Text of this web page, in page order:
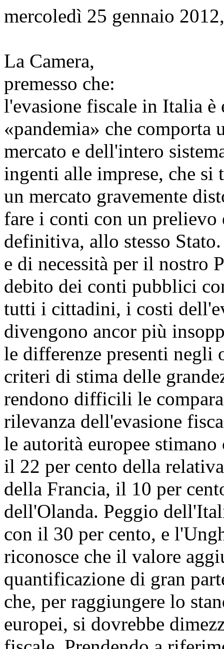
mercoledì 25 gennaio
La Camera,
premesso che:
l'evasione fiscale in Italia è
«pandemia» che comporta
mercato e dell'intero
ingenti alle imprese, che si
un mercato gravemente
fare i conti con un prelievo
definitiva, allo stesso
e di necessità per il nostro
debito dei conti pubblici
tutti i cittadini, i costi
divengono ancor più
le differenze presenti
criteri di stima delle
rendono difficili le
rilevanza dell'evasione
le autorità europee
il 22 per cento della
della Francia, il 10 per
dell'Olanda. Peggio
con il 30 per cento, e
riconosce che il valore
quantificazione di gran
che, per raggiungere lo
europei, si dovrebbe